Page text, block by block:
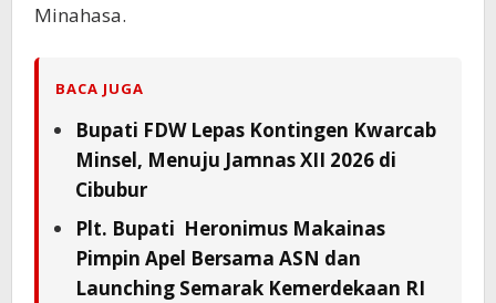
Minahasa.
BACA JUGA
Bupati FDW Lepas Kontingen Kwarcab
Minsel, Menuju Jamnas XII 2026 di
Cibubur
Plt. Bupati Heronimus Makainas
Pimpin Apel Bersama ASN dan
Launching Semarak Kemerdekaan RI